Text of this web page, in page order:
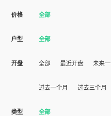
价格 全部
户型 全部
开盘 全部 最近开盘 未来一
过去一个月 过去三个月
类型 全部